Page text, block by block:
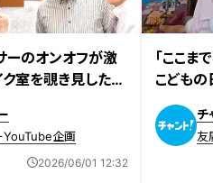
ーのオンオフが激
ク室を覗き見したら
YouTube企画
2026/06/01 12:32
「ここま
こども
い！？
子“おさす
チ
友